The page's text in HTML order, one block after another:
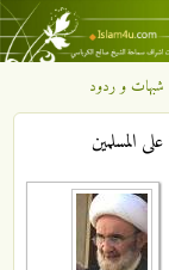
شبهات و ردود
المسلمين